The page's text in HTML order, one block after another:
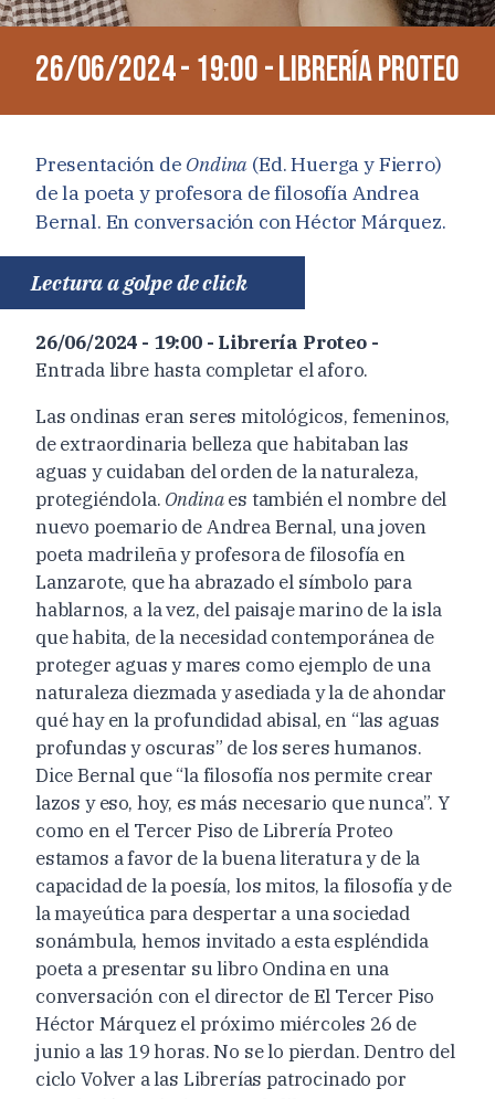
26/06/2024 - 19:00 - Librería Proteo
Presentación de Ondina (Ed. Huerga y Fierro)
de la poeta y profesora de filosofía Andrea
Bernal. En conversación con Héctor Márquez.
Lectura a golpe de click
26/06/2024 - 19:00 - Librería Proteo -
Entrada libre hasta completar el aforo.
Las ondinas eran seres mitológicos, femeninos,
de extraordinaria belleza que habitaban las
aguas y cuidaban del orden de la naturaleza,
protegiéndola. Ondinaes también el nombre del
nuevo poemario de Andrea Bernal, una joven
poeta madrileña y profesora de filosofía en
Lanzarote, que ha abrazado el símbolo para
hablarnos, a la vez, del paisaje marino de la isla
que habita, de la necesidad contemporánea de
proteger aguas y mares como ejemplo de una
naturaleza diezmada y asediada y la de ahondar
qué hay en la profundidad abisal, en “las aguas
profundas y oscuras” de los seres humanos.
Dice Bernal que “la filosofía nos permite crear
lazos y eso, hoy, es más necesario que nunca”. Y
como en el Tercer Piso de Librería Proteo
estamos a favor de la buena literatura y de la
capacidad de la poesía, los mitos, la filosofía y de
la mayeútica para despertar a una sociedad
sonámbula, hemos invitado a esta espléndida
poeta a presentar su libro Ondina en una
conversación con el director de El Tercer Piso
Héctor Márquez el próximo miércoles 26 de
junio a las 19 horas. No se lo pierdan. Dentro del
ciclo Volver a las Librerías patrocinado por